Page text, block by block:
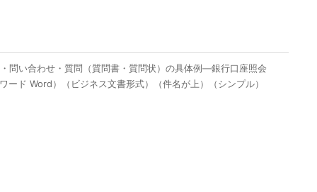
問い合わせ・質問（質問書・質問状）の具体例―銀行口座照会
ド Word）（ビジネス文書形式）（件名が上）（シンプル）